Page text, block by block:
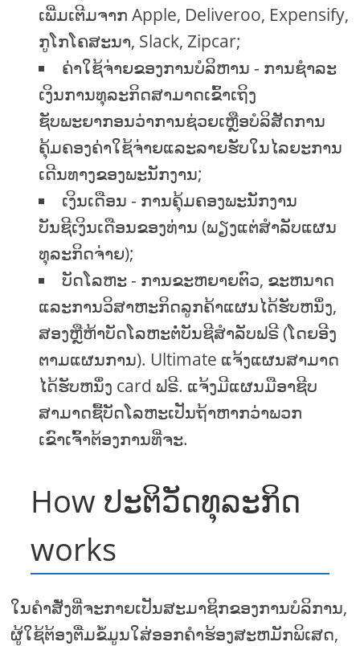
ເພີ່ມເຕີມຈາກ Apple, Deliveroo, Expensify,
ກູໂກໂຄສະນາ, Slack, Zipcar;
ຄ່າໃຊ້ຈ່າຍຂອງການບໍລິຫານ - ການຊໍາລະ
ເງິນການທຸລະກິດສາມາດເຂົ້າເຖິງ
ຊັບພະຍາກອນວ່າການຊ່ວຍເຫຼືອບໍລິສັດການ
ຄຸ້ມຄອງຄ່າໃຊ້ຈ່າຍແລະລາຍຮັບໃນໄລຍະການ
ເດີນທາງຂອງພະນັກງານ;
ເງິນເດືອນ - ການຄຸ້ມຄອງພະນັກງານ
ບັນຊີເງິນເດືອນຂອງທ່ານ (ພຽງແຕ່ສໍາລັບແຜນ
ທຸລະກິດຈ່າຍ);
ບັດໂລຫະ - ການຂະຫຍາຍຕົວ, ຂະຫນາດ
ແລະການວິສາຫະກິດລູກຄ້າແຜນໄດ້ຮັບຫນຶ່ງ,
ສອງຫຼືຫ້າບັດໂລຫະຕໍ່ບັນຊີສໍາລັບຟຣີ (ໂດຍອີງ
ຕາມແຜນການ). Ultimate ແຈ້ງແຜນສາມາດ
ໄດ້ຮັບຫນຶ່ງ card ຟຣີ. ແຈ້ງມີແຜນມືອາຊີບ
ສາມາດຊື້ບັດໂລຫະເປັນຖ້າຫາກວ່າພວກ
ເຂົາເຈົ້າຕ້ອງການທີ່ຈະ.
How ປະຕິວັດທຸລະກິດ
works
ໃນຄໍາສັ່ງທີ່ຈະກາຍເປັນສະມາຊິກຂອງການບໍລິການ,
ຜູ້ໃຊ້ຕ້ອງຕື່ມຂໍ້ມູນໃສ່ອອກຄໍາຮ້ອງສະຫມັກພິເສດ,